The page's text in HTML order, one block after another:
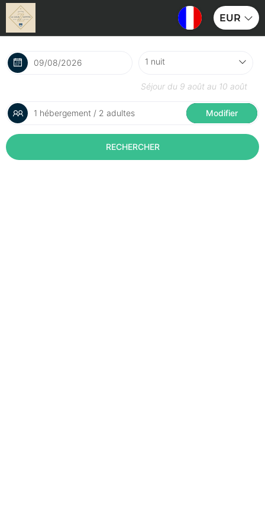
EUR
Séjour du 9 août au 10 août
1 hébergement / 2 adultes Modifier